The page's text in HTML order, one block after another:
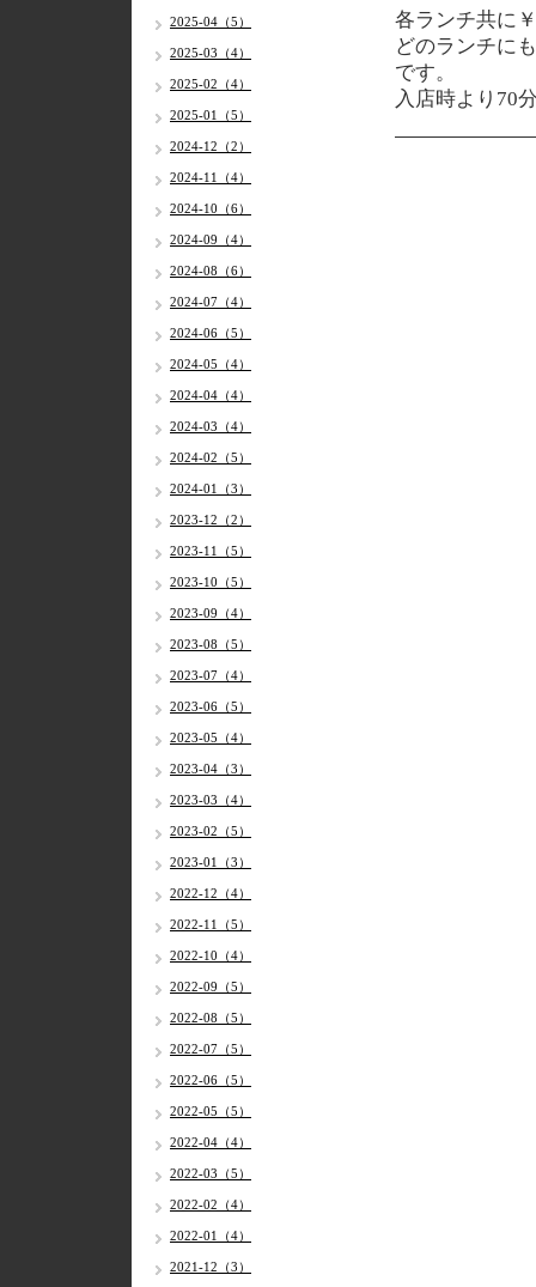
各ランチ共に
どのランチに
です。
入店時より70
2025-04（5）
2025-03（4）
2025-02（4）
2025-01（5）
2024-12（2）
2024-11（4）
2024-10（6）
2024-09（4）
2024-08（6）
2024-07（4）
2024-06（5）
2024-05（4）
2024-04（4）
2024-03（4）
2024-02（5）
2024-01（3）
2023-12（2）
2023-11（5）
2023-10（5）
2023-09（4）
2023-08（5）
2023-07（4）
2023-06（5）
2023-05（4）
2023-04（3）
2023-03（4）
2023-02（5）
2023-01（3）
2022-12（4）
2022-11（5）
2022-10（4）
2022-09（5）
2022-08（5）
2022-07（5）
2022-06（5）
2022-05（5）
2022-04（4）
2022-03（5）
2022-02（4）
2022-01（4）
2021-12（3）